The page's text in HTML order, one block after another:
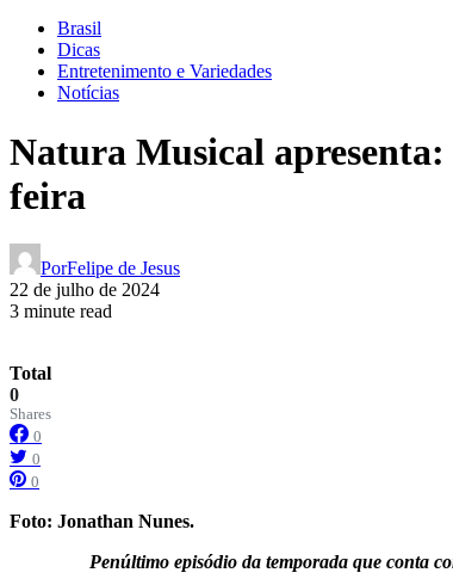
Brasil
Dicas
Entretenimento e Variedades
Notícias
Natura Musical
feira
PorFelipe de Jesus
22 de julho de 2024
3 minute read
Total
0
Shares
0
0
0
Foto: Jonathan Nunes.
Penúltimo episódio da temporada que conta